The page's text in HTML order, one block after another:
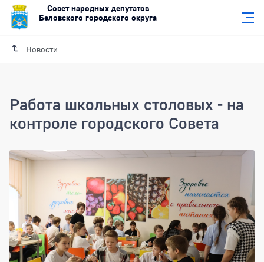
Совет народных депутатов
Беловского городского округа
Новости
Работа школьных столовых - на
контроле городского Совета
Работа школьных столовых - на